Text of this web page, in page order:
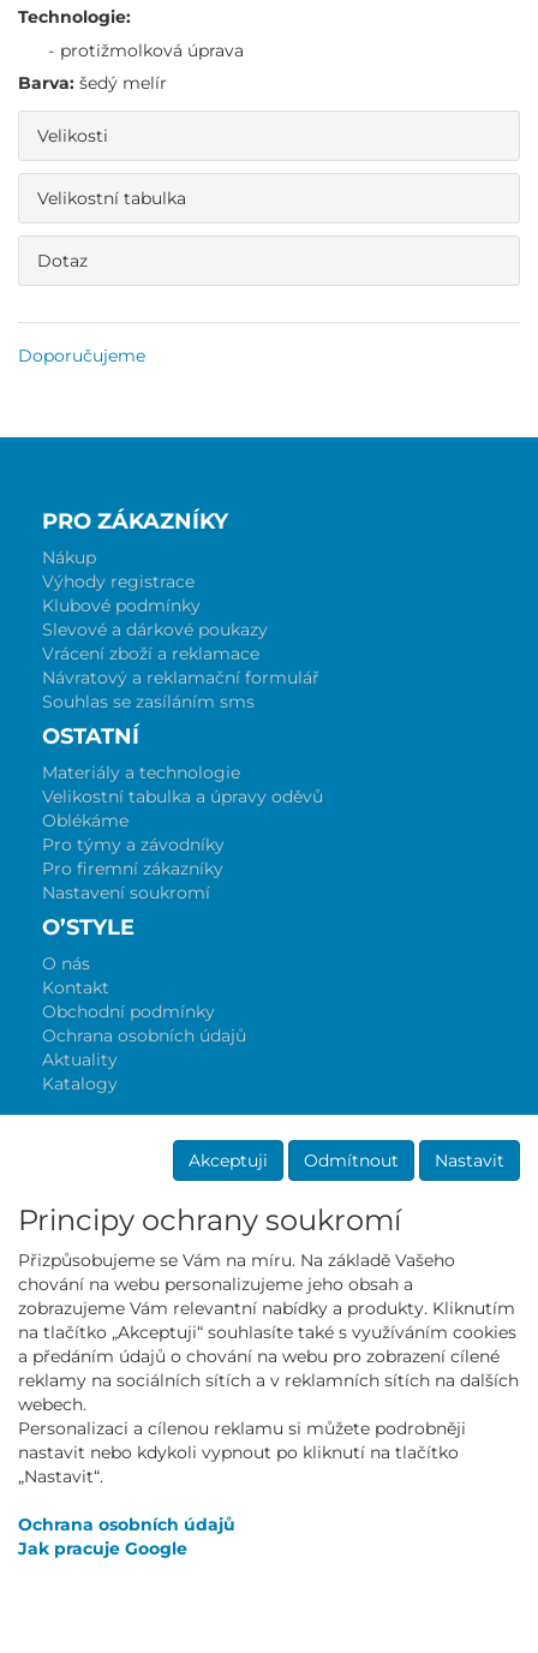
Technologie:
protižmolková úprava
Barva: šedý melír
Velikosti
Velikostní tabulka
Dotaz
Doporučujeme
PRO ZÁKAZNÍKY
Nákup
Výhody registrace
Klubové podmínky
Slevové a dárkové poukazy
Vrácení zboží a reklamace
Návratový a reklamační formulář
Souhlas se zasíláním sms
OSTATNÍ
Materiály a technologie
Velikostní tabulka a úpravy oděvů
Oblékáme
Pro týmy a závodníky
Pro firemní zákazníky
Nastavení soukromí
O’STYLE
O nás
Kontakt
Obchodní podmínky
Ochrana osobních údajů
Aktuality
Katalogy
Mall partner
NEWSLETTER
Akceptuji Odmítnout Nastavit
Principy ochrany soukromí
Přizpůsobujeme se Vám na míru. Na základě Vašeho
chování na webu personalizujeme jeho obsah a
zobrazujeme Vám relevantní nabídky a produkty. Kliknutím
na tlačítko „Akceptuji“ souhlasíte také s využíváním cookies
a předáním údajů o chování na webu pro zobrazení cílené
reklamy na sociálních sítích a v reklamních sítích na dalších
webech.
Personalizaci a cílenou reklamu si můžete podrobněji
nastavit nebo kdykoli vypnout po kliknutí na tlačítko
„Nastavit“.
Ochrana osobních údajů
Jak pracuje Google